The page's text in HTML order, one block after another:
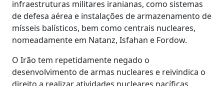
infraestruturas militares iranianas, como sistemas
de defesa aérea e instalações de armazenamento de
mísseis balísticos, bem como centrais nucleares,
nomeadamente em Natanz, Isfahan e Fordow.
O Irão tem repetidamente negado o
desenvolvimento de armas nucleares e reivindica o